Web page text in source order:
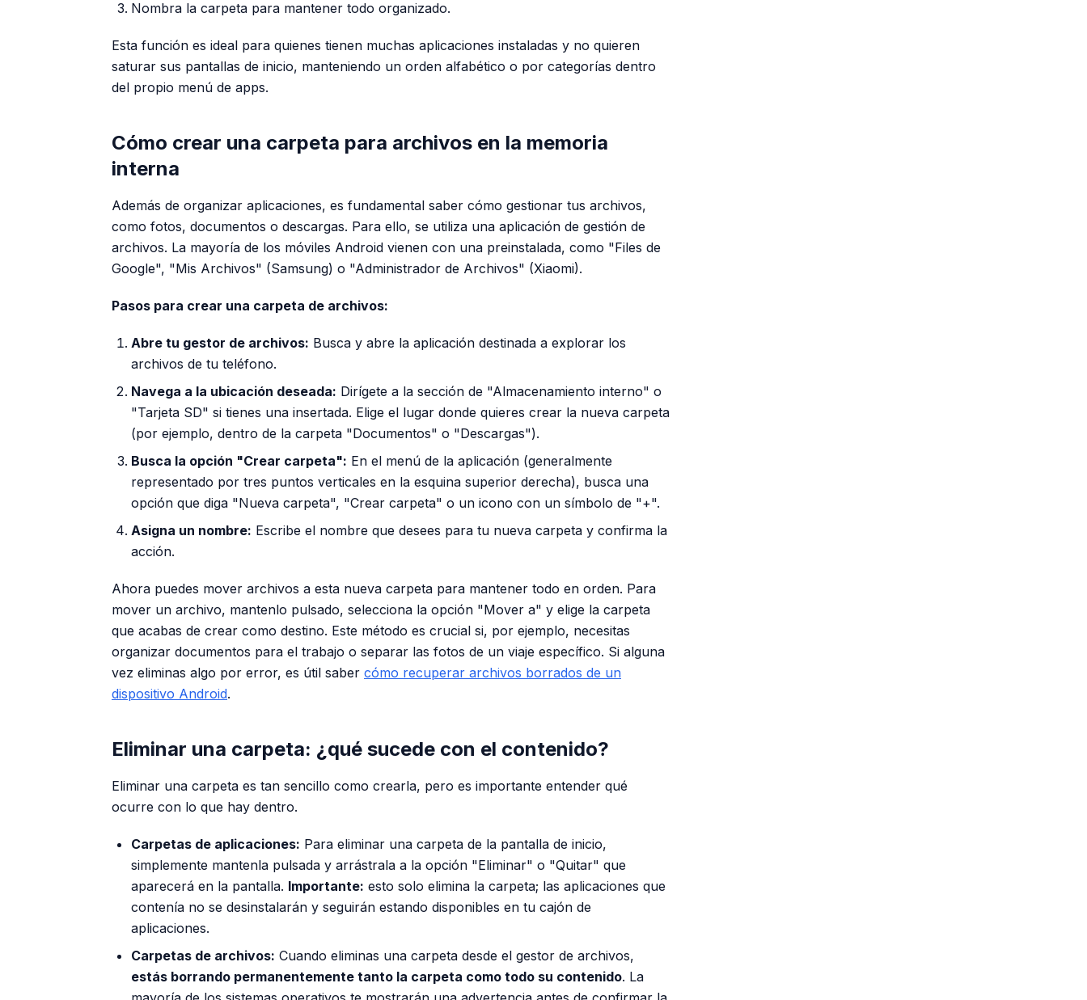
Nombra la carpeta para mantener todo organizado.
Esta función es ideal para quienes tienen muchas aplicaciones instaladas y no quieren
saturar sus pantallas de inicio, manteniendo un orden alfabético o por categorías dentro
del propio menú de apps.
Cómo crear una carpeta para archivos en la memoria
interna
Además de organizar aplicaciones, es fundamental saber cómo gestionar tus archivos,
como fotos, documentos o descargas. Para ello, se utiliza una aplicación de gestión de
archivos. La mayoría de los móviles Android vienen con una preinstalada, como "Files de
Google", "Mis Archivos" (Samsung) o "Administrador de Archivos" (Xiaomi).
Pasos para crear una carpeta de archivos:
Abre tu gestor de archivos: Busca y abre la aplicación destinada a explorar los
archivos de tu teléfono.
Navega a la ubicación deseada: Dirígete a la sección de "Almacenamiento interno" o
"Tarjeta SD" si tienes una insertada. Elige el lugar donde quieres crear la nueva carpeta
(por ejemplo, dentro de la carpeta "Documentos" o "Descargas").
Busca la opción "Crear carpeta": En el menú de la aplicación (generalmente
representado por tres puntos verticales en la esquina superior derecha), busca una
opción que diga "Nueva carpeta", "Crear carpeta" o un icono con un símbolo de "+".
Asigna un nombre: Escribe el nombre que desees para tu nueva carpeta y confirma la
acción.
Ahora puedes mover archivos a esta nueva carpeta para mantener todo en orden. Para
mover un archivo, mantenlo pulsado, selecciona la opción "Mover a" y elige la carpeta
que acabas de crear como destino. Este método es crucial si, por ejemplo, necesitas
organizar documentos para el trabajo o separar las fotos de un viaje específico. Si alguna
vez eliminas algo por error, es útil saber cómo recuperar archivos borrados de un
dispositivo Android.
Eliminar una carpeta: ¿qué sucede con el contenido?
Eliminar una carpeta es tan sencillo como crearla, pero es importante entender qué
ocurre con lo que hay dentro.
Carpetas de aplicaciones: Para eliminar una carpeta de la pantalla de inicio,
simplemente mantenla pulsada y arrástrala a la opción "Eliminar" o "Quitar" que
aparecerá en la pantalla. Importante: esto solo elimina la carpeta; las aplicaciones que
contenía no se desinstalarán y seguirán estando disponibles en tu cajón de
aplicaciones.
Carpetas de archivos: Cuando eliminas una carpeta desde el gestor de archivos,
estás borrando permanentemente tanto la carpeta como todo su contenido. La